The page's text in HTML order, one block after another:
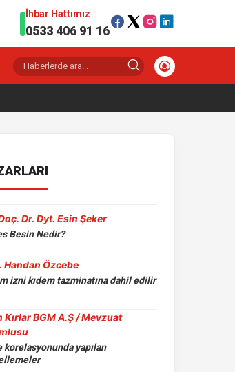
İhbar Hattımız
0533 406 91 16
Dr. Dyt. Esin Şeker
Besin Nedir?
Handan Özcebe
izni kıdem tazminatına dahil edilir
Kırlar BGM A.Ş / Mevzuat
korelasyonunda yapılan